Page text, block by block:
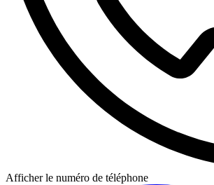
Afficher le numéro de téléphone